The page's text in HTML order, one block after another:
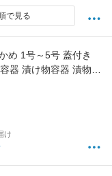
で見る
め 1号～5号 蓋付き
器 漬け物容器 漬物
ぬか漬け 漬けもの
3.6L 5.4L 7.2L 9L
け